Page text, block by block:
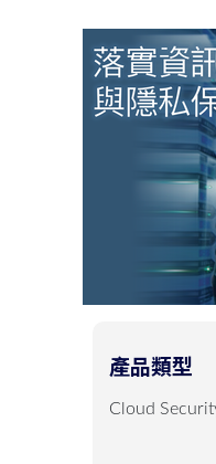
產品類型
Cloud